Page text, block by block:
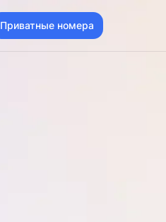
Приватные номера